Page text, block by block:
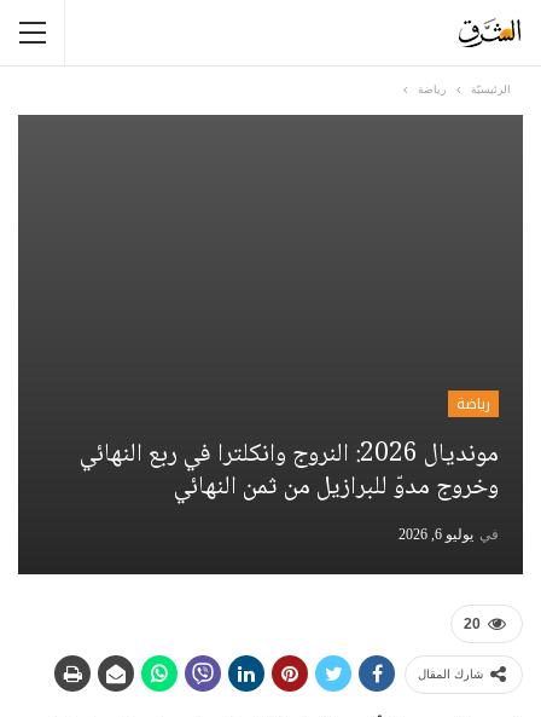
الرئيسيّة رياضة
رياضة
مونديال 2026: النروج وانكلترا في ربع النهائي
وخروج مدوّ للبرازيل من ثمن النهائي
في يوليو 6, 2026
20
شارك المقال